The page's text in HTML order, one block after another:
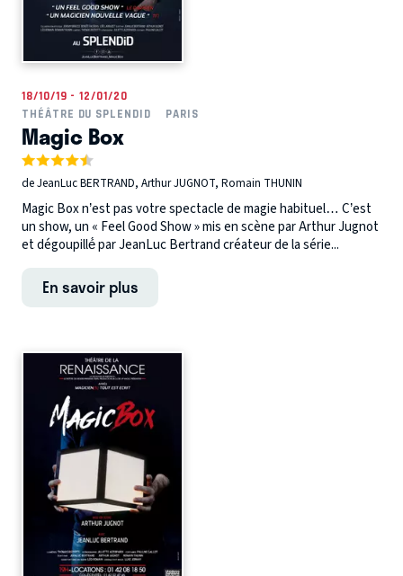
18/10/19 - 12/01/20
THÉÂTRE DU SPLENDID
PARIS
Magic Box
de JeanLuc BERTRAND, Arthur JUGNOT, Romain THUNIN
Magic Box n’est pas votre spectacle de magie habituel… C’est
un show, un « Feel Good Show » mis en scène par Arthur Jugnot
et dégoupillé́ par JeanLuc Bertrand créateur de la série...
En savoir plus